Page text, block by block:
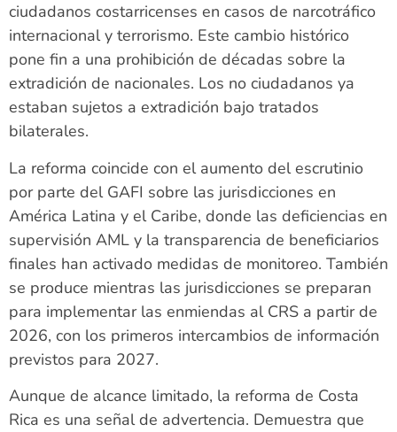
ciudadanos costarricenses en casos de narcotráfico
internacional y terrorismo. Este cambio histórico
pone fin a una prohibición de décadas sobre la
extradición de nacionales. Los no ciudadanos ya
estaban sujetos a extradición bajo tratados
bilaterales.
La reforma coincide con el aumento del escrutinio
por parte del GAFI sobre las jurisdicciones en
América Latina y el Caribe, donde las deficiencias en
supervisión AML y la transparencia de beneficiarios
finales han activado medidas de monitoreo. También
se produce mientras las jurisdicciones se preparan
para implementar las enmiendas al CRS a partir de
2026, con los primeros intercambios de información
previstos para 2027.
Aunque de alcance limitado, la reforma de Costa
Rica es una señal de advertencia. Demuestra que